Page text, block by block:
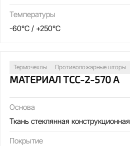
Температуры
-60°C / +250°C
Термочехлы Противопожарные шторы
МАТЕРИАЛ ТСС-2-570 А
Основа
Ткань стеклянная конструкционная
Покрытие